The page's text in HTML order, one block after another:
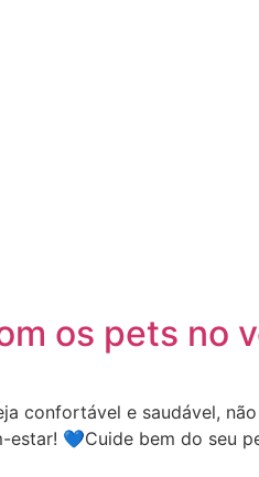
os pets no
confortável e saudável,
estar! 💙Cuide bem do seu